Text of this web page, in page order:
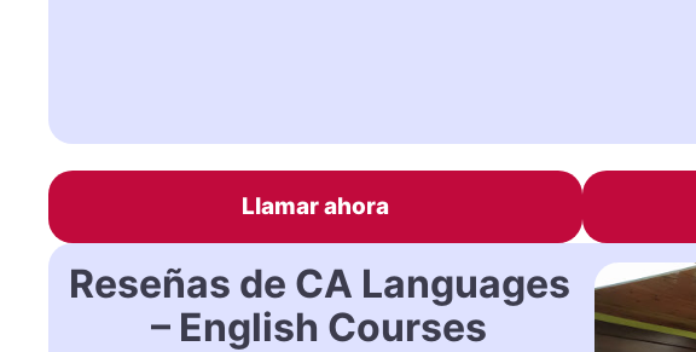
Llamar ahora
Reseñas de CA Languages
– English Courses